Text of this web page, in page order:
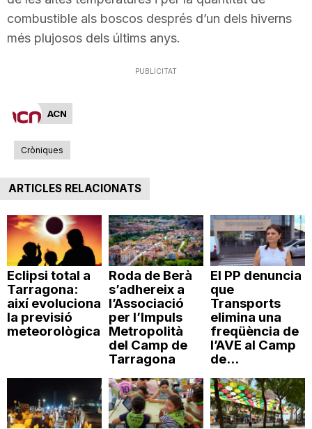
a
combustible als boscos després d’un dels hiverns
més plujosos dels últims anys.
PUBLICITAT
ACN
Cròniques
ARTICLES RELACIONATS
Eclipsi total a
Tarragona:
així evoluciona
la previsió
meteorològica
Roda de Berà
s’adhereix a
l’Associació
per l’Impuls
Metropolità
del Camp de
Tarragona
El PP denuncia
que
Transports
elimina una
freqüència de
l’AVE al Camp
de...